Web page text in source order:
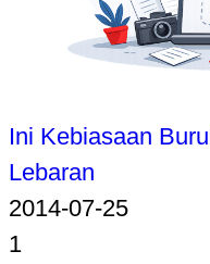
Ini Kebiasaan
Lebaran
2014-07-25
1